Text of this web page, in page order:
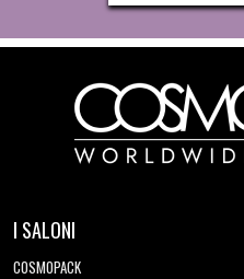
I SALONI
COSMOPACK